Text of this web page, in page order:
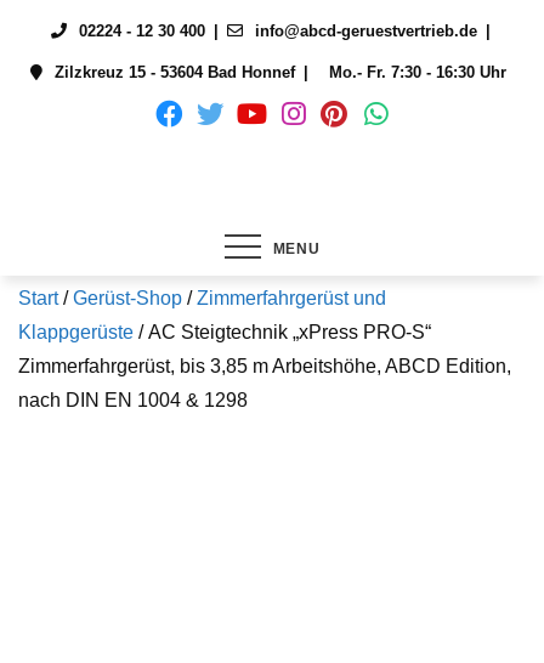
content
02224 - 12 30 400 info@abcd-geruestvertrieb.de
Zilzkreuz 15 - 53604 Bad Honnef Mo.- Fr. 7:30 - 16:30 Uhr
MENU
Start/Gerüst-Shop /Zimmerfahrgerüst und
Klappgerüste / AC Steigtechnik „xPress PRO-S“
Zimmerfahrgerüst, bis 3,85 m Arbeitshöhe, ABCD Edition,
nach DIN EN 1004 & 1298